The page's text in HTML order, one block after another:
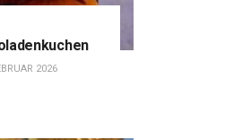
2026